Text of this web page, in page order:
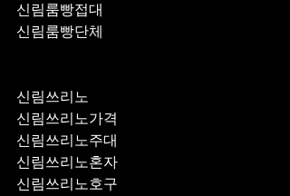
신림룸빵접대
신림룸빵단체
신림쓰리노
신림쓰리노가격
신림쓰리노주대
신림쓰리노혼자
신림쓰리노호구